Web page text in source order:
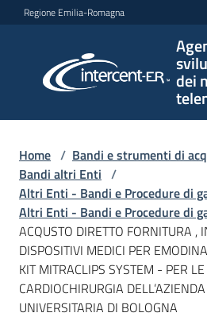
Vai al contenuto
Vai alla navigazione
Vai al footer
Regione Emilia-Romagna
dei
per lo
sviluppo
telematici
L'Agenzia
Bandi
e
Home / Bandi e strumenti di
Bandi altri Enti /
Altri Enti - Bandi e Procedure di
Altri Enti - Bandi e Procedure di
ACQUSTO DIRETTO FORNITURA ,
DISPOSITIVI MEDICI PER
KIT MITRACLIPS SYSTEM - PER
CARDIOCHIRURGIA
UNIVERSITARIA DI BOLOGNA